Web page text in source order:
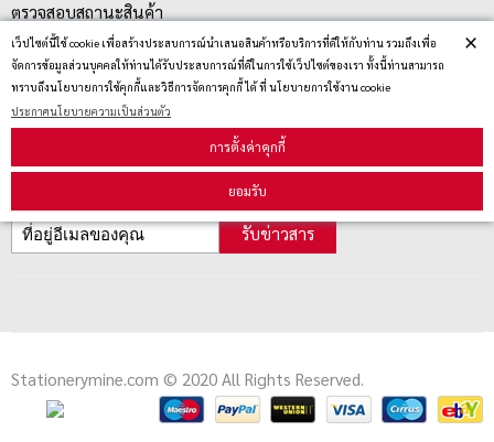
เว็ปไซต์นี้ใช้ cookie เพื่อสร้างประสบการณ์นำเสนอสินค้าหรือบริการที่ดีให้กับท่าน รวมถึงเพื่อ
จัดการข้อมูลส่วนบุคคลให้ท่านได้รับประสบการณ์ที่ดีในการใช้เว็ปไซต์ของเรา ทั้งนี้ท่านสามารถ
ทราบถึงนโยบายการใช้คุกกี้และวิธีการจัดการคุกกี้ ได้ ที่ นโยบายการใช้งาน cookie
ประกาศนโยบายความเป็นส่วนตัว
การตั้งค่าคุกกี้
ยอมรับ
×
ตรวจสอบสถานะสินค้า
คู่มือนักช้อป
วิธีลบคุกกี้
สมัครรับข่าวสาร
รับข่าวสาร
Stationerymine.com © 2020 All Rights Reserved.